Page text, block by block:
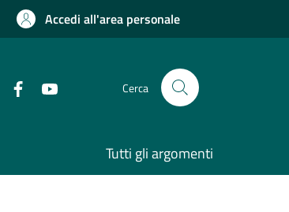
Accedi all'area personale
Cerca
Tutti gli argomenti